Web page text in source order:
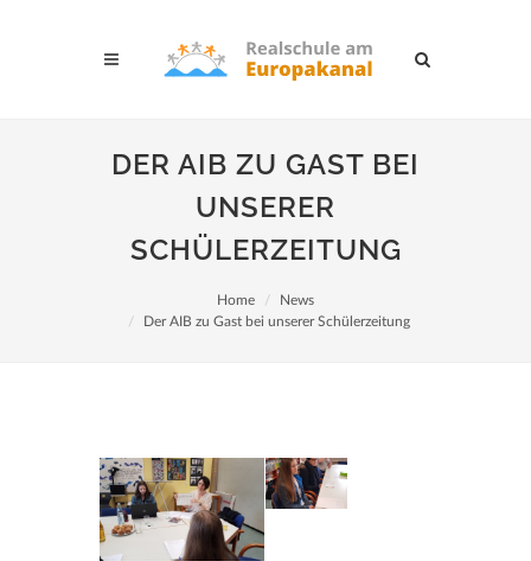
DER AIB ZU GAST BEI
UNSERER
SCHÜLERZEITUNG
Home
News
Der AIB zu Gast bei unserer Schülerzeitung